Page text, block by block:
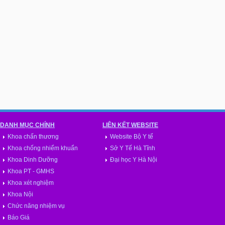
DANH MỤC CHÍNH
Khoa chấn thương
Khoa chống nhiểm khuẩn
Khoa Dinh Dưỡng
Khoa PT - GMHS
Khoa xét nghiệm
Khoa Nội
Chức năng nhiệm vụ
Báo Giá
LIÊN KẾT WEBSITE
Website Bộ Y tế
Sở Y Tế Hà Tĩnh
Đại học Y Hà Nội